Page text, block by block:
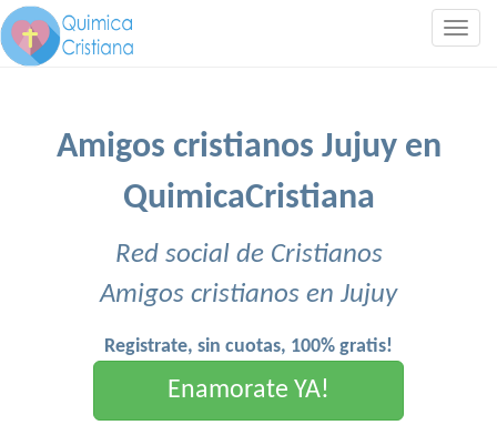
Amigos cristianos Jujuy en
QuimicaCristiana
Red social de Cristianos
Amigos cristianos en Jujuy
Registrate, sin cuotas, 100% gratis!
Enamorate YA!